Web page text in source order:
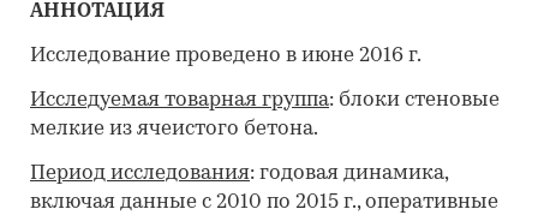
АННОТАЦИЯ
Исследование проведено в июне 2016 г.
Исследуемая товарная группа: блоки стеновые
мелкие из ячеистого бетона.
Период исследования: годовая динамика,
включая данные с 2010 по 2015 г., оперативные